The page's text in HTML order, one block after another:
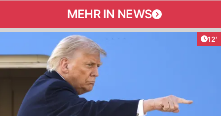
MEHR IN NEWS
12'